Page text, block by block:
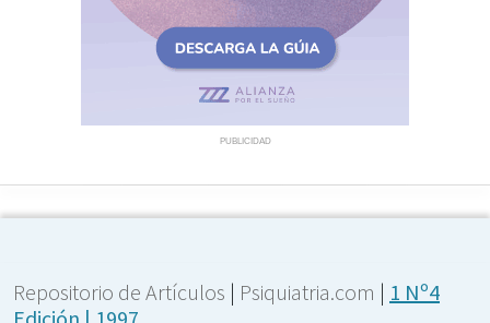
PUBLICIDAD
Repositorio de Artículos | Psiquiatria.com | 1 Nº4